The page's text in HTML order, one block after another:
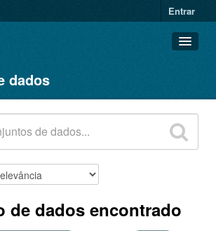
Entrar
dados
de dados encontrado